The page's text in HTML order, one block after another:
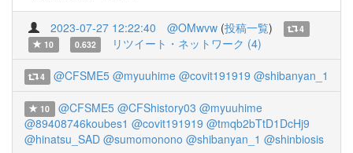
2023-07-27 12:22:40 @OMwvw (投稿一覧)
4
10
0.632 リツイート・ネットワーク (4)
4 @CFSME5 @myuuhime @covit191919 @shibanyan_1
10 @CFSME5 @CFShistory03 @myuuhime
@89408746koubes1 @covit191919 @tmqb2bTtD1DcHj9
@hinatsu_SAD @sumomonono @shibanyan_1 @shinbiosis